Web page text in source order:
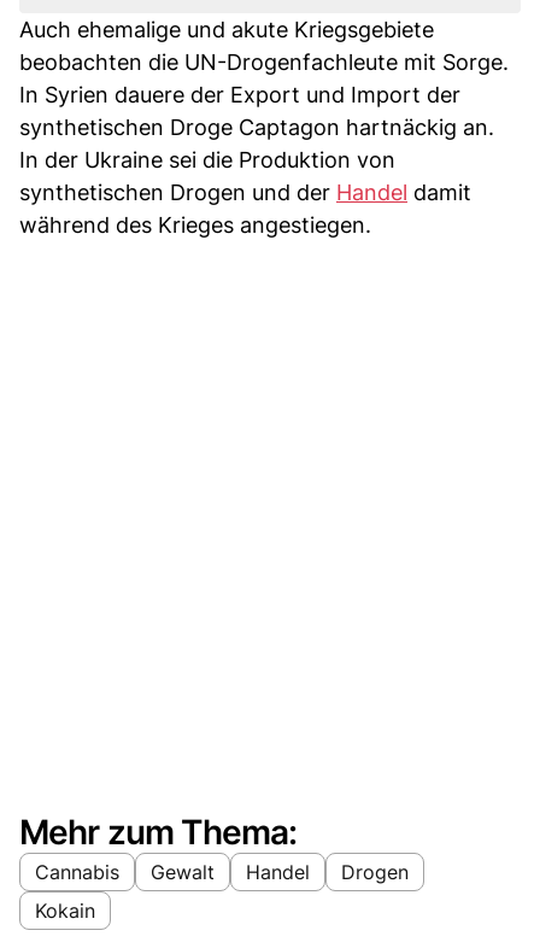
Auch ehemalige und akute Kriegsgebiete
beobachten die UN-Drogenfachleute mit Sorge.
In Syrien dauere der Export und Import der
synthetischen Droge Captagon hartnäckig an.
In der Ukraine sei die Produktion von
synthetischen Drogen und der Handel damit
während des Krieges angestiegen.
Mehr zum Thema:
Cannabis Gewalt Handel
Drogen
Kokain